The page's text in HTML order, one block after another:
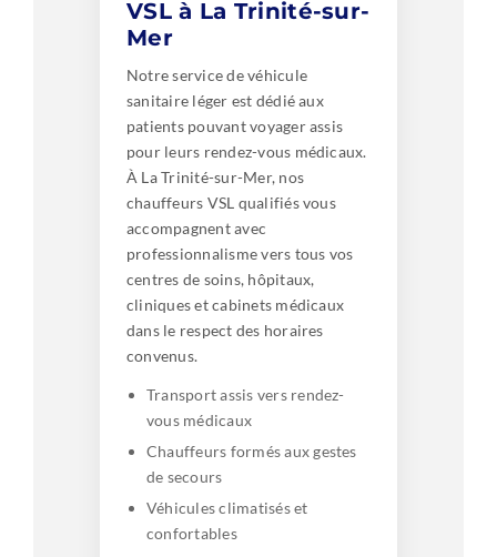
VSL à La Trinité-sur-
Mer
Notre service de véhicule
sanitaire léger est dédié aux
patients pouvant voyager assis
pour leurs rendez-vous médicaux.
À La Trinité-sur-Mer, nos
chauffeurs VSL qualifiés vous
accompagnent avec
professionnalisme vers tous vos
centres de soins, hôpitaux,
cliniques et cabinets médicaux
dans le respect des horaires
convenus.
Transport assis vers rendez-
vous médicaux
Chauffeurs formés aux gestes
de secours
Véhicules climatisés et
confortables